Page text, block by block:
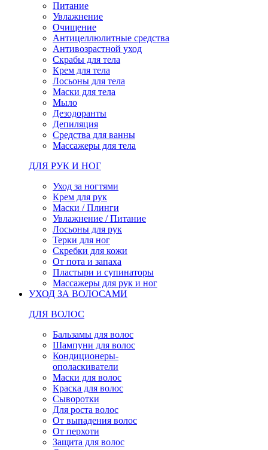
Питание
Увлажнение
Очищение
Антицеллюлитные средства
Антивозрастной уход
Скрабы для тела
Крем для тела
Лосьоны для тела
Маски для тела
Мыло
Дезодоранты
Депиляция
Средства для ванны
Массажеры для тела
ДЛЯ РУК И НОГ
Уход за ногтями
Крем для рук
Маски / Плинги
Увлажнение / Питание
Лосьоны для рук
Терки для ног
Скребки для кожи
От пота и запаха
Пластыри и супинаторы
Массажеры для рук и ног
УХОД ЗА ВОЛОСАМИ
ДЛЯ ВОЛОС
Бальзамы для волос
Шампуни для волос
Кондиционеры-
ополаскиватели
Маски для волос
Краска для волос
Сыворотки
Для роста волос
От выпадения волос
От перхоти
Защита для волос